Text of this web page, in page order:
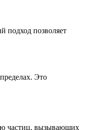
подход позволяет
Это
частиц, вызывающих